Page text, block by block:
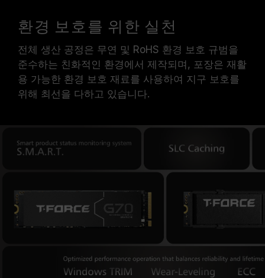
환경 보호를 위한 실천
전체 생산 공정은 무연 및 RoHS 환경 보호 규범을
준수하는 친화적인 환경에서 제작되며, 포장은 재활
용 가능한 환경 보호 재료를 사용하여 지구 보호를
위해 최선을 다하고 있습니다.